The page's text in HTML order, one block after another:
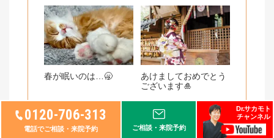
0120-706-313
電話でご相談・来院予約 ご相談・来院予約
Dr.サカモト
チャンネル
春が眠いのは…🥱
あけましておめでとう
ございます🎍